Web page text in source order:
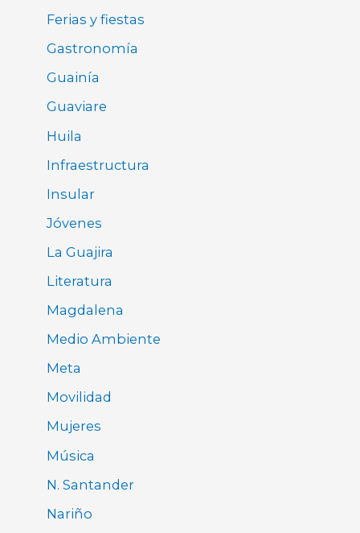
Ferias y fiestas
Gastronomía
Guainía
Guaviare
Huila
Infraestructura
Insular
Jóvenes
La Guajira
Literatura
Magdalena
Medio Ambiente
Meta
Movilidad
Mujeres
Música
N. Santander
Nariño